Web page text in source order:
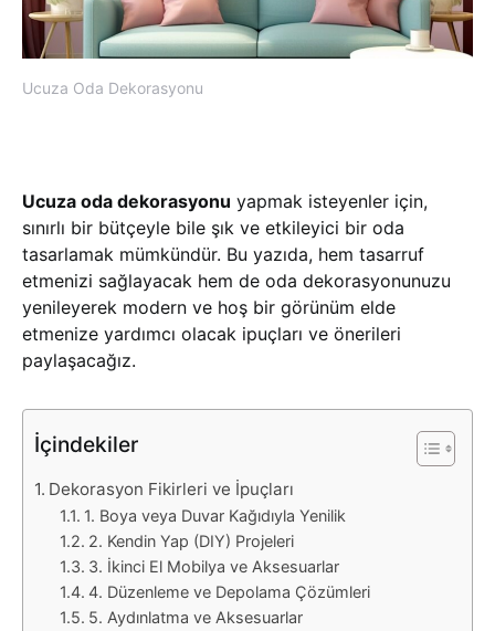
Ucuza Oda Dekorasyonu
Ucuza oda dekorasyonu yapmak isteyenler için,
sınırlı bir bütçeyle bile şık ve etkileyici bir oda
tasarlamak mümkündür. Bu yazıda, hem tasarruf
etmenizi sağlayacak hem de oda dekorasyonunuzu
yenileyerek modern ve hoş bir görünüm elde
etmenize yardımcı olacak ipuçları ve önerileri
paylaşacağız.
İçindekiler
Dekorasyon Fikirleri ve İpuçları
1. Boya veya Duvar Kağıdıyla Yenilik
2. Kendin Yap (DIY) Projeleri
3. İkinci El Mobilya ve Aksesuarlar
4. Düzenleme ve Depolama Çözümleri
5. Aydınlatma ve Aksesuarlar